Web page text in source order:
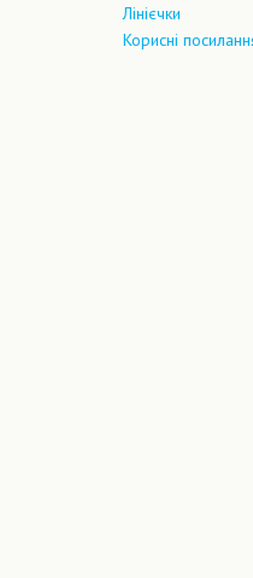
Лінієчки
Корисні